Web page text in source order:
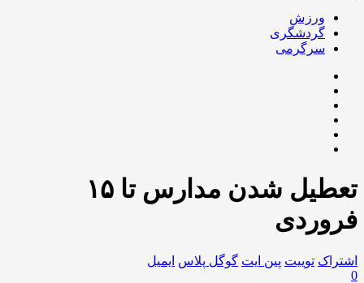
ورزش
گردشگری
سرگرمی
تعطیل شدن مدارس تا ۱۵
فروردی
اشتراک توییت پین ایت گوگل‌ پلاس ایمیل
0